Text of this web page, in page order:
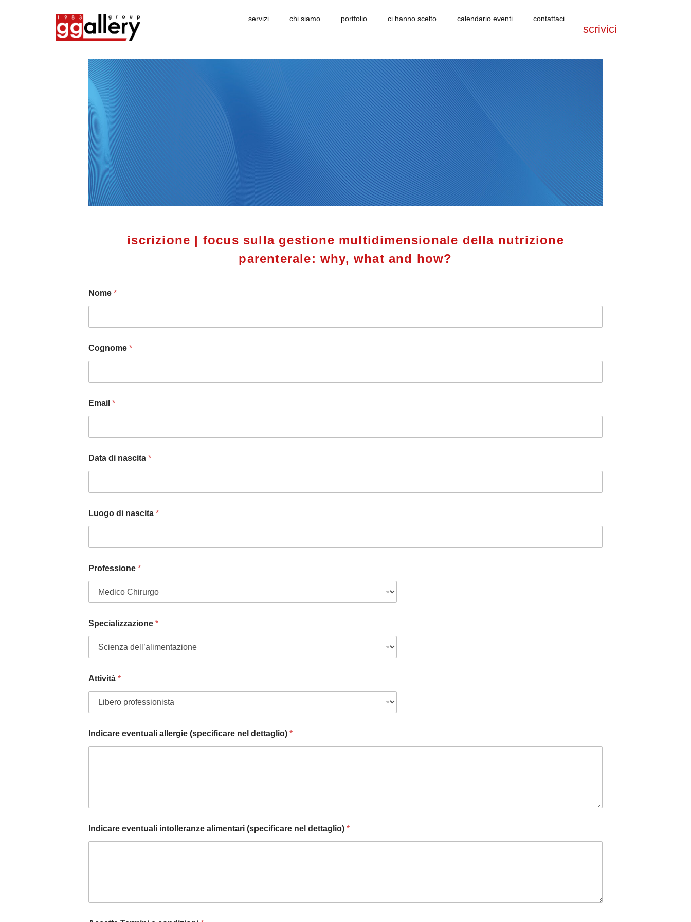
servizi chi siamo portfolio ci hanno scelto calendario eventi contattaci
scrivici
iscrizione | focus sulla gestione multidimensionale della nutrizione
parenterale: why, what and how?
Nome *
Cognome *
Email *
Data di nascita *
Luogo di nascita *
Professione *
Specializzazione *
Attività *
Indicare eventuali allergie (specificare nel dettaglio) *
Indicare eventuali intolleranze alimentari (specificare nel dettaglio) *